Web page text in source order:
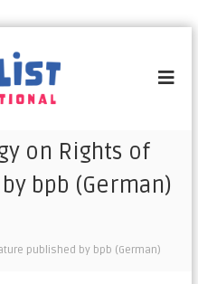
i
v
i
i
on Rights of
bpb (German)
published by bpb (German)